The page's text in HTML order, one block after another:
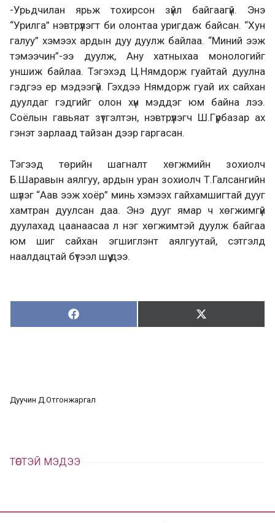
-Урьдчилан ярьж тохирсон зүйл байгаагүй. Энэ
“Урилга” нэвтрүүлэгт би олонтаа уригдаж байсан. “Хун
галуу” хэмээх ардын дуу дуулж байлаа. “Миний ээж
тэмээчин”-ээ дуулж, Ану хатныхаа монологийг
уншиж байлаа. Тэгэхэд Ц.Нямдорж гуайтай дуулна
гэдгээ ер мэдээгүй. Гэхдээ Нямдорж гуай их сайхан
дуулдаг гэдгийг олон хүн мэддэг юм байна лээ.
Соёлын гавьяат зүтгэлтэн, нэвтрүүлэгч Ш.Гүрбазар ах
гэнэт зарлаад тайзан дээр гаргасан.
Тэгээд төрийн шагналт хөгжмийн зохиолч
Б.Шаравын аялгуу, ардын уран зохиолч Т.Галсангийн
шүлэг “Аав ээж хоёр” минь хэмээх гайхамшигтай дууг
хамтран дуулсан даа. Энэ дууг ямар ч хөгжимгүй
дуулахад цаанаасаа л нэг хөгжимтэй дуулж байгаа
юм шиг сайхан эгшиглэнт аялгуутай, сэтгэлд
наалдацтай бүтээл шүү дээ.
Хуваалцах:
Х
у
х
Түгээх:
Т
Дуучин Д.Отгонжаргал
ТӨСТЭЙ МЭДЭЭ